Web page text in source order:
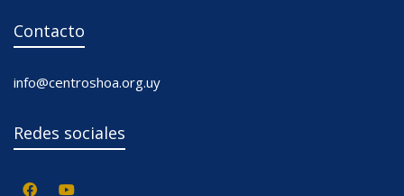
Contacto
info@centroshoa.org.uy
Redes sociales